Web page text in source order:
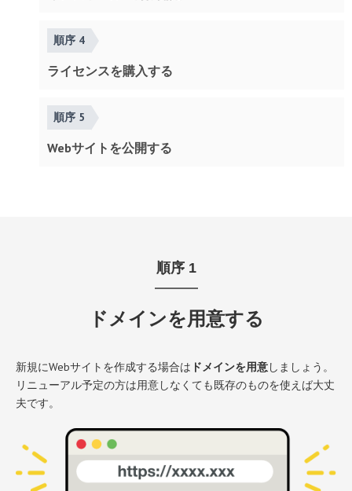
順序 4
ライセンスを購入する
順序 5
Webサイトを公開する
順序 1
ドメインを用意する
新規にWebサイトを作成する場合は ドメインを用意しましょう。
リニューアル予定の方は用意しなくても既存のものを使えば大丈
夫です。